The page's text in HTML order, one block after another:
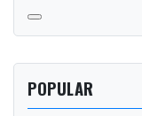
POPULAR